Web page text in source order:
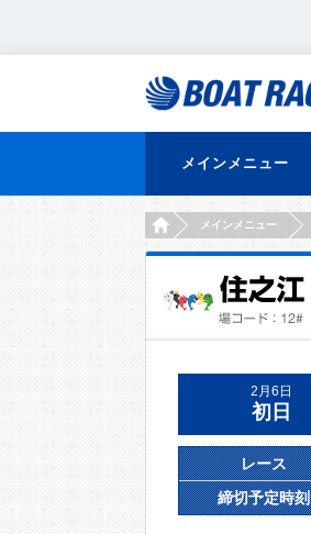
メインメニュー
HOMEメインメニュー
2月6日
初日
レース
締切予定時刻